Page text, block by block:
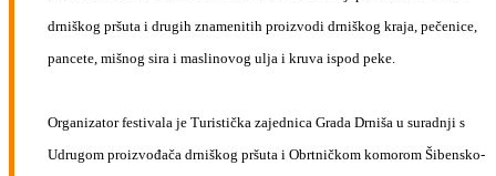
drniškog pršuta i drugih znamenitih proizvodi drniškog kraja, pečenice,
pancete, mišnog sira i maslinovog ulja i kruva ispod peke.
Organizator festivala je Turistička zajednica Grada Drniša u suradnji s
Udrugom proizvođača drniškog pršuta i Obrtničkom komorom Šibensko-